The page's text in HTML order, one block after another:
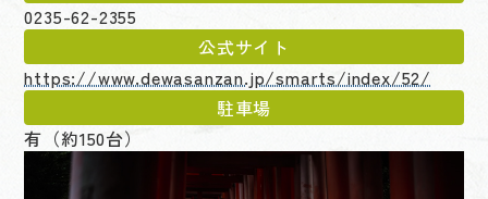
0235-62-2355
公式サイト
https://www.dewasanzan.jp/smarts/index/52/
駐車場
有（約150台）